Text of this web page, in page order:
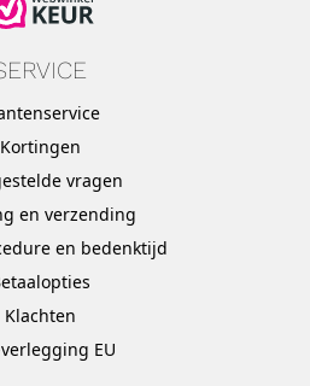
Kortingen
vragen
en verzending
en bedenktijd
Klachten
EU